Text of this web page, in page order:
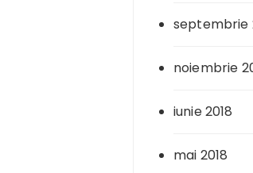
septembrie
noiembrie
iunie 2018
mai 2018